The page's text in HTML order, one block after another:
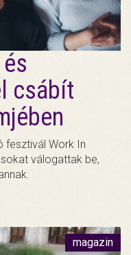
csábít
fesztivál Work In
válogattak be,
magazin